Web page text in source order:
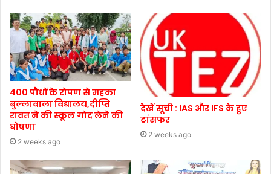
400 पौधों के रोपण से महका
बुल्लावाला विद्यालय,दीप्ति
रावत ने की स्कूल गोद लेने की
घोषणा
2 weeks ago
देखें सूची : IAS और IFS के हुए
ट्रांसफर
2 weeks ago